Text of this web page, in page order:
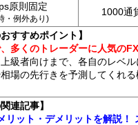
原則固定
・例外あり)
1000通
すすめポイント】
多くのトレーダーに人気の
級者向けまで、各自のレベ
場の先行きを予測してくれ
連記事】
ット・デメリットを解説！